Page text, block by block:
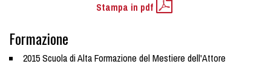
Stampa in pdf
Formazione
2015 Scuola di Alta Formazione del Mestiere dell'Attore